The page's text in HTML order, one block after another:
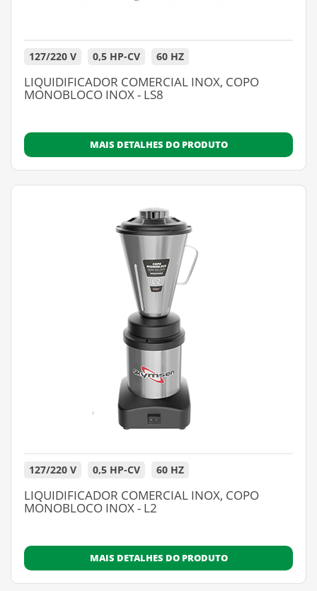
127/220 V 0,5 HP-CV 60 HZ
LIQUIDIFICADOR COMERCIAL INOX, COPO
MONOBLOCO INOX - LS8
MAIS DETALHES DO PRODUTO
127/220 V 0,5 HP-CV 60 HZ
LIQUIDIFICADOR COMERCIAL INOX, COPO
MONOBLOCO INOX - L2
MAIS DETALHES DO PRODUTO